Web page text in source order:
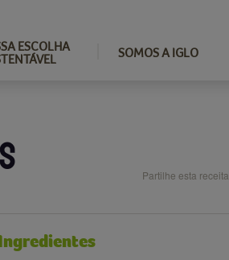
ESCOLHA
SOMOS A IGLO
Partilhe esta receita